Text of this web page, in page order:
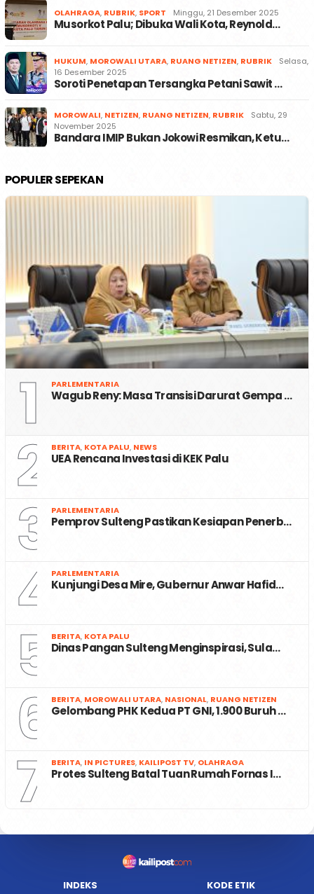
OLAHRAGA, RUBRIK, SPORT Minggu, 21 Desember 2025
Musorkot Palu; Dibuka Wali Kota, Reynold…
HUKUM, MOROWALI UTARA, RUANG NETIZEN, RUBRIK
Selasa,
16 Desember 2025
Soroti Penetapan Tersangka Petani Sawit …
MOROWALI, NETIZEN, RUANG NETIZEN, RUBRIK
Sabtu, 29
November 2025
Bandara IMIP Bukan Jokowi Resmikan, Ketu…
POPULER SEPEKAN
1 PARLEMENTARIA
Wagub Reny: Masa Transisi Darurat Gempa …
2 BERITA, KOTA PALU, NEWS
UEA Rencana Investasi di KEK Palu
3 PARLEMENTARIA
Pemprov Sulteng Pastikan Kesiapan Penerb…
4 PARLEMENTARIA
Kunjungi Desa Mire, Gubernur Anwar Hafid…
5 BERITA, KOTA PALU
Dinas Pangan Sulteng Menginspirasi, Sula…
6 BERITA, MOROWALI UTARA, NASIONAL, RUANG NETIZEN
Gelombang PHK Kedua PT GNI, 1.900 Buruh …
7 BERITA, IN PICTURES, KAILIPOST TV, OLAHRAGA
Protes Sulteng Batal Tuan Rumah Fornas I…
INDEKS KODE ETIK